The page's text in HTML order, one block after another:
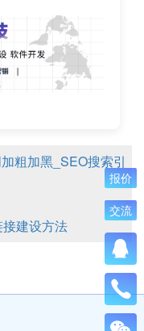
粗加黑_SEO搜索引
建设方法
报价
交流